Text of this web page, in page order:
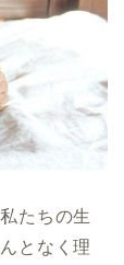
たちの生
となく理